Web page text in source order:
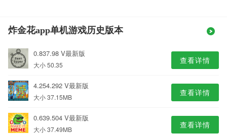
炸金花app单机游戏历史版本
0.837.98 V最新版
大小 50.35 查看详情
4.254.292 V最新版
大小 37.15MB 查看详情
0.639.504 V最新版
大小 37.49MB 查看详情